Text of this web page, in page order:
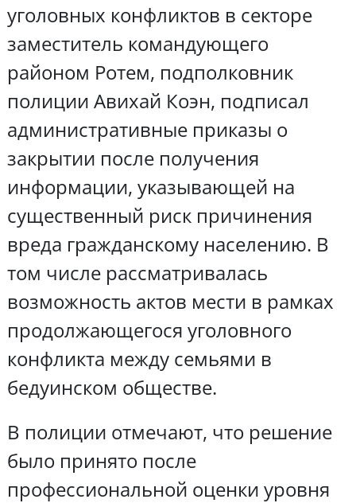
уголовных конфликтов в секторе
заместитель командующего
районом Ротем, подполковник
полиции Авихай Коэн, подписал
административные приказы о
закрытии после получения
информации, указывающей на
существенный риск причинения
вреда гражданскому населению. В
том числе рассматривалась
возможность актов мести в рамках
продолжающегося уголовного
конфликта между семьями в
бедуинском обществе.
В полиции отмечают, что решение
было принято после
профессиональной оценки уровня